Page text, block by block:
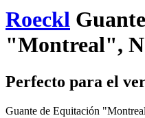
Roeckl
"Montreal",
Perfecto para el
Guante de Equitación